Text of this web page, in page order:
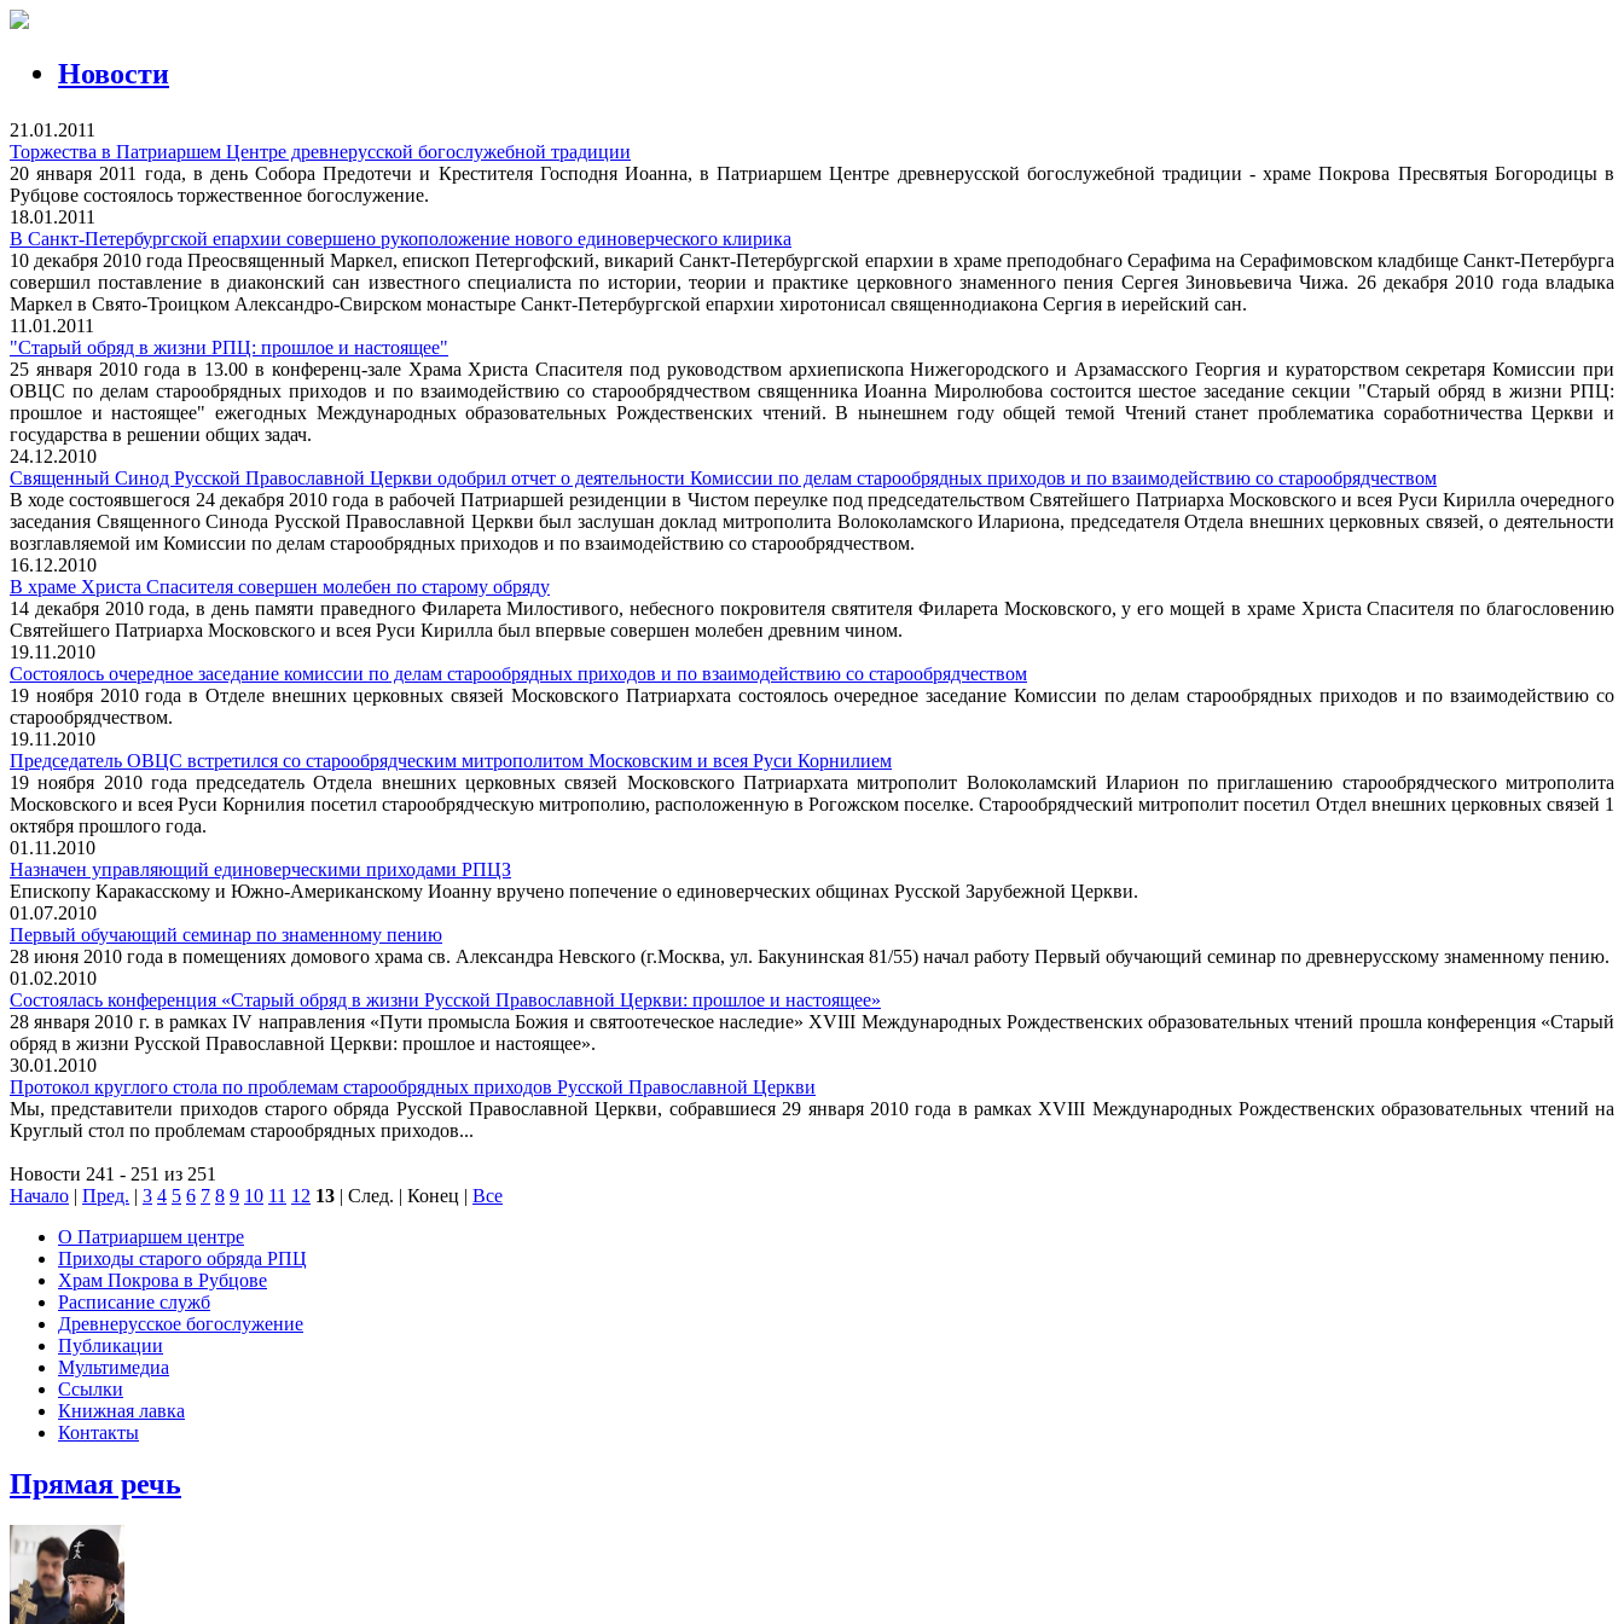
Новости
21.01.2011
Торжества в Патриаршем Центре древнерусской богослужебной традиции
20 января 2011 года, в день Собора Предотечи и Крестителя Господня Иоанна, в Патриаршем Центре древнерусской богослужебной традиции - храме Покрова Пресвятыя Богородицы в
Рубцове состоялось торжественное богослужение.
18.01.2011
В Санкт-Петербургской епархии совершено рукоположение нового единоверческого клирика
10 декабря 2010 года Преосвященный Маркел, епископ Петергофский, викарий Санкт-Петербургской епархии в храме преподобнаго Серафима на Серафимовском кладбище Санкт-Петербурга
совершил поставление в диаконский сан известного специалиста по истории, теории и практике церковного знаменного пения Сергея Зиновьевича Чижа. 26 декабря 2010 года владыка
Маркел в Свято-Троицком Александро-Свирском монастыре Санкт-Петербургской епархии хиротонисал священнодиакона Сергия в иерейский сан.
11.01.2011
"Старый обряд в жизни РПЦ: прошлое и настоящее"
25 января 2010 года в 13.00 в конференц-зале Храма Христа Спасителя под руководством архиепископа Нижегородского и Арзамасского Георгия и кураторством секретаря Комиссии при
ОВЦС по делам старообрядных приходов и по взаимодействию со старообрядчеством священника Иоанна Миролюбова состоится шестое заседание секции "Старый обряд в жизни РПЦ:
прошлое и настоящее" ежегодных Международных образовательных Рождественских чтений. В нынешнем году общей темой Чтений станет проблематика соработничества Церкви и
государства в решении общих задач.
24.12.2010
Священный Синод Русской Православной Церкви одобрил отчет о деятельности Комиссии по делам старообрядных приходов и по взаимодействию со старообрядчеством
В ходе состоявшегося 24 декабря 2010 года в рабочей Патриаршей резиденции в Чистом переулке под председательством Святейшего Патриарха Московского и всея Руси Кирилла очередного
заседания Священного Синода Русской Православной Церкви был заслушан доклад митрополита Волоколамского Илариона, председателя Отдела внешних церковных связей, о деятельности
возглавляемой им Комиссии по делам старообрядных приходов и по взаимодействию со старообрядчеством.
16.12.2010
В храме Христа Спасителя совершен молебен по старому обряду
14 декабря 2010 года, в день памяти праведного Филарета Милостивого, небесного покровителя святителя Филарета Московского, у его мощей в храме Христа Спасителя по благословению
Святейшего Патриарха Московского и всея Руси Кирилла был впервые совершен молебен древним чином.
19.11.2010
Состоялось очередное заседание комиссии по делам старообрядных приходов и по взаимодействию со старообрядчеством
19 ноября 2010 года в Отделе внешних церковных связей Московского Патриархата состоялось очередное заседание Комиссии по делам старообрядных приходов и по взаимодействию со
старообрядчеством.
19.11.2010
Председатель ОВЦС встретился со старообрядческим митрополитом Московским и всея Руси Корнилием
19 ноября 2010 года председатель Отдела внешних церковных связей Московского Патриархата митрополит Волоколамский Иларион по приглашению старообрядческого митрополита
Московского и всея Руси Корнилия посетил старообрядческую митрополию, расположенную в Рогожском поселке. Старообрядческий митрополит посетил Отдел внешних церковных связей 1
октября прошлого года.
01.11.2010
Назначен управляющий единоверческими приходами РПЦЗ
Епископу Каракасскому и Южно-Американскому Иоанну вручено попечение о единоверческих общинах Русской Зарубежной Церкви.
01.07.2010
Первый обучающий семинар по знаменному пению
28 июня 2010 года в помещениях домового храма св. Александра Невского (г.Москва, ул. Бакунинская 81/55) начал работу Первый обучающий семинар по древнерусскому знаменному пению.
01.02.2010
Состоялась конференция «Старый обряд в жизни Русской Православной Церкви: прошлое и настоящее»
28 января 2010 г. в рамках IV направления «Пути промысла Божия и святоотеческое наследие» XVIII Международных Рождественских образовательных чтений прошла конференция «Старый
обряд в жизни Русской Православной Церкви: прошлое и настоящее».
30.01.2010
Протокол круглого стола по проблемам старообрядных приходов Русской Православной Церкви
Мы, представители приходов старого обряда Русской Православной Церкви, собравшиеся 29 января 2010 года в рамках XVIII Международных Рождественских образовательных чтений на
Круглый стол по проблемам старообрядных приходов...
Новости 241 - 251 из 251
Начало | Пред. | 3 4 5 6 7 8 9 10 11 12 13 | След. | Конец | Все
О Патриаршем центре
Приходы старого обряда РПЦ
Храм Покрова в Рубцове
Расписание служб
Древнерусское богослужение
Публикации
Мультимедиа
Ссылки
Книжная лавка
Контакты
Прямая речь